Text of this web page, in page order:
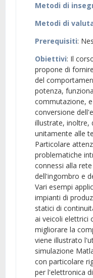
Metodi di
Metodi di
Prerequisiti:
Obiettivi: Il
propone di
del
potenza,
commutazione,
conversione
illustrate, inoltre,
unitamente alle
Particolare
problematiche
connessi alla
dell'ingombro e
Vari esempi
impianti di
statici di
ai veicoli elettrici
migliorare la
viene illustrato
simulazione
con particolare
per l'elettronica